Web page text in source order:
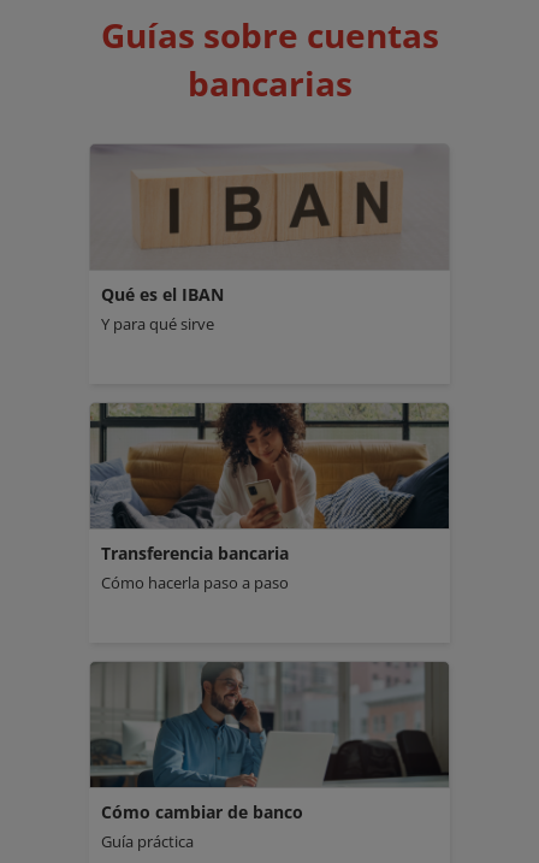
Guías sobre cuentas
bancarias
Qué es el IBAN
Y para qué sirve
Transferencia bancaria
Cómo hacerla paso a paso
Cómo cambiar de banco
Guía práctica